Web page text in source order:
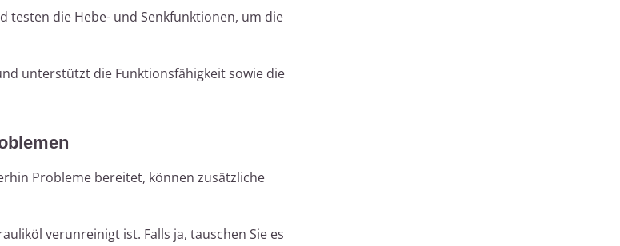
testen die Hebe- und Senkfunktionen, um die
unterstützt die Funktionsfähigkeit sowie die
Probleme bereitet, können zusätzliche
verunreinigt ist. Falls ja, tauschen Sie es